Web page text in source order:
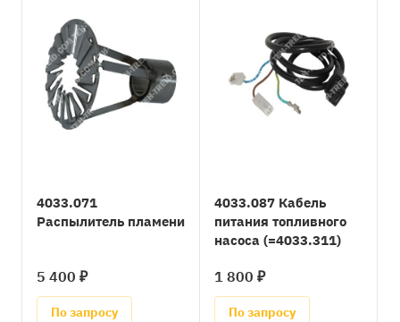
4033.071
Распылитель пламени
5 400 ₽
По запросу
4033.087 Кабель
питания топливного
насоса (=4033.311)
1 800 ₽
По запросу